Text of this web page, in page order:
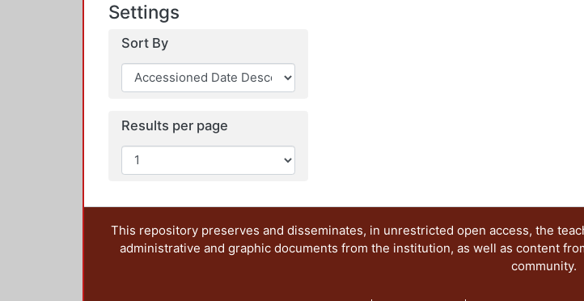
Settings
Sort By
Results per page
This repository preserves and disseminates, in unrestricted open access, the
administrative and graphic documents from the institution, as well as content
community.